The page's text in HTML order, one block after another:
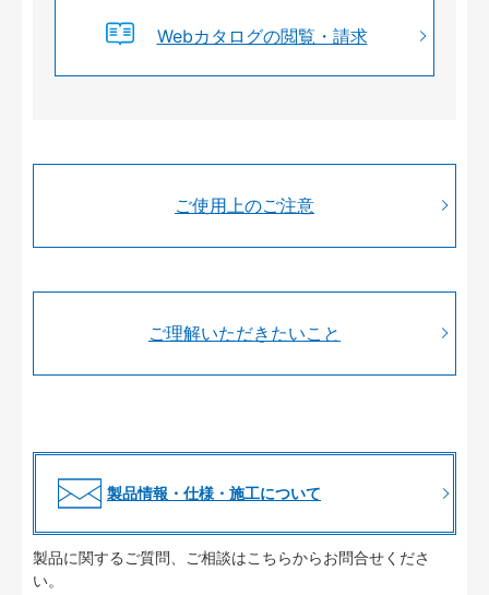
Webカタログの閲覧・請求
ご使用上のご注意
ご理解いただきたいこと
製品情報・仕様・施工について
製品に関するご質問、ご相談はこちらからお問合せくださ
い。